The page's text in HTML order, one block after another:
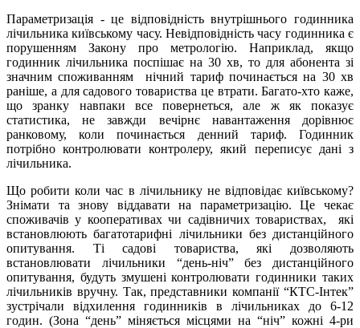
Параметризація - це відповідність внутрішнього годинника
лічильника київському часу. Невідповідність часу годинника є
порушенням Закону про метрологію. Наприклад, якщо
годинник лічильника поспішає на 30 хв, то для абонента зі
значним споживанням нічний тариф починається на 30 хв
раніше, а для садового товариства це втрати. Багато-хто каже,
що зранку навпаки все повернеться, але ж як показує
статистика, не завжди вечірнє навантаження дорівнює
ранковому, коли починається денний тариф. Годинник
потрібно контролювати контролеру, який переписує дані з
лічильника.
Що робити коли час в лічильнику не відповідає київському?
Знімати та знову віддавати на параметризацію. Це чекає
споживачів у кооперативах чи садівничих товариствах, які
встановлюють багатотарифні лічильники без дистанційного
опитування. Ті садові товариства, які дозволяють
встановлювати лічильники “день-ніч” без дистанційного
опитування, будуть змушені контролювати годинники таких
лічильників вручну. Так, представники компанії “КТС-Інтек”
зустрічали відхилення годинників в лічильниках до 6-12
годин. (Зона “день” міняється місцями на “ніч” кожні 4-ри